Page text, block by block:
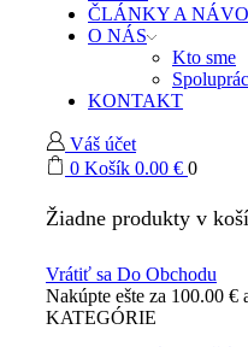
ČLÁNKY A
O NÁS
Kto sme
KONTAKT
Váš účet
0 Košík 0.00 € 0
Žiadne produkty v
Vrátiť sa Do Obchodu
Nakúpte ešte za 100.00 €
KATEGÓRIE